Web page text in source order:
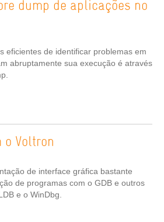
dump de aplicações no
eficientes de identificar problemas em
abruptamente sua execução é através
o Voltron
de interface gráfica bastante
de programas com o GDB e outros
e o WinDbg.